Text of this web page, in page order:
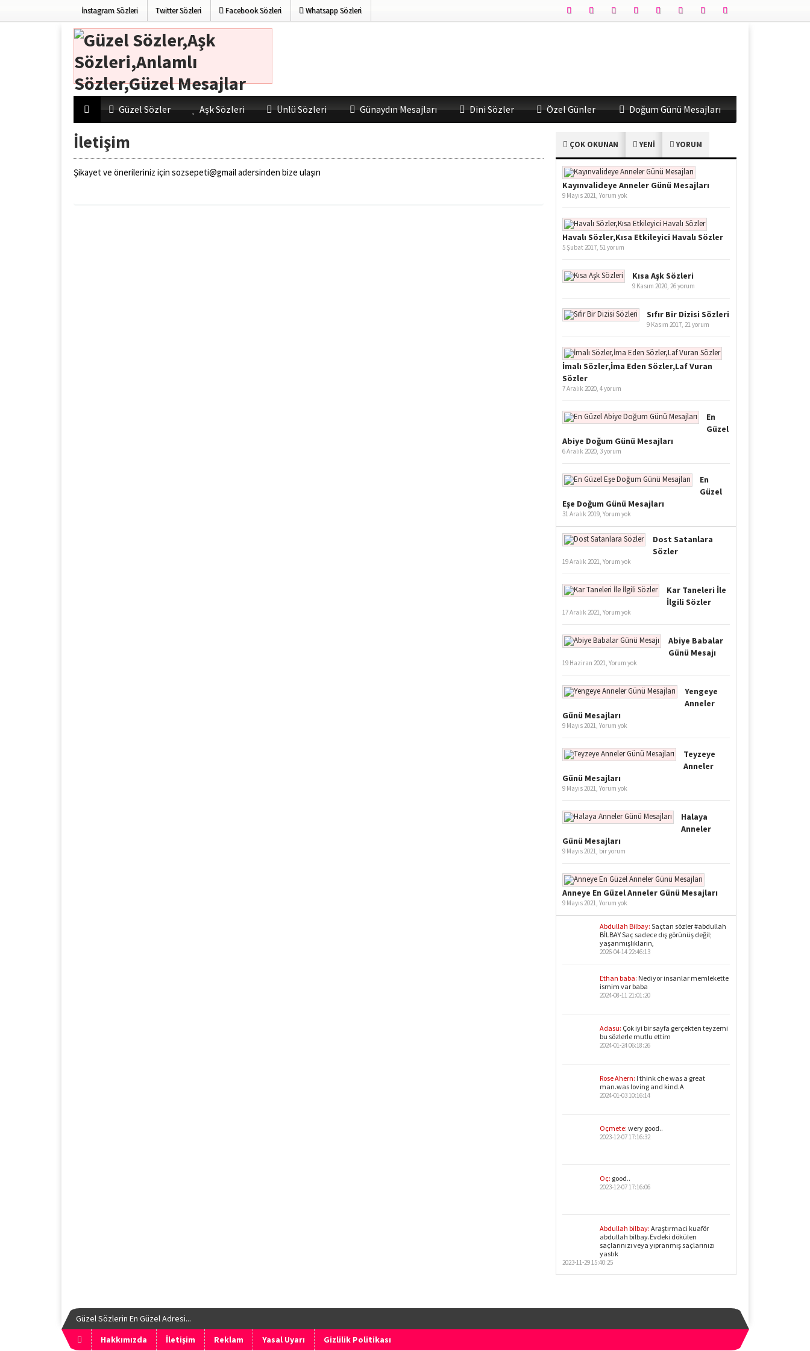
İnstagram Sözleri Twitter Sözleri Facebook Sözleri Whatsapp Sözleri
Güzel Sözler Aşk Sözleri Ünlü Sözleri Günaydın Mesajları Dini Sözler Özel Günler Doğum Günü Mesajları
İletişim
Şikayet ve önerileriniz için sozsepeti@gmail adersinden bize ulaşın
ÇOK OKUNAN YENİ YORUM
Kayınvalideye Anneler Günü Mesajları
9 Mayıs 2021, Yorum yok
Havalı Sözler,Kısa Etkileyici Havalı Sözler
5 Şubat 2017, 51 yorum
Kısa Aşk Sözleri
9 Kasım 2020, 26 yorum
Sıfır Bir Dizisi Sözleri
9 Kasım 2017, 21 yorum
İmalı Sözler,İma Eden Sözler,Laf Vuran
Sözler
7 Aralık 2020, 4 yorum
En
Güzel
Abiye Doğum Günü Mesajları
6 Aralık 2020, 3 yorum
En
Güzel
Eşe Doğum Günü Mesajları
31 Aralık 2019, Yorum yok
Dost Satanlara
Sözler
19 Aralık 2021, Yorum yok
Kar Taneleri İle
İlgili Sözler
17 Aralık 2021, Yorum yok
Abiye Babalar
Günü Mesajı
19 Haziran 2021, Yorum yok
Yengeye
Anneler
Günü Mesajları
9 Mayıs 2021, Yorum yok
Teyzeye
Anneler
Günü Mesajları
9 Mayıs 2021, Yorum yok
Halaya
Anneler
Günü Mesajları
9 Mayıs 2021, bir yorum
Anneye En Güzel Anneler Günü Mesajları
9 Mayıs 2021, Yorum yok
Abdullah Bilbay: Saçtan sözler #abdullah
BİLBAY Saç sadece dış görünüş değil;
yaşanmışlıkların,
2026-04-14 22:46:13
Ethan baba: Nediyor insanlar memlekette
ismim var baba
2024-08-11 21:01:20
Adasu: Çok iyi bir sayfa gerçekten teyzemi
bu sözlerle mutlu ettim
2024-01-24 06:18:26
Rose Ahern: I think che was a great
man.was loving and kind.A
2024-01-03 10:16:14
Oçmete: wery good..
2023-12-07 17:16:32
Oç: good..
2023-12-07 17:16:06
Abdullah bilbay: Araştırmaci kuaför
abdullah bilbay.Evdeki dökülen
saçlarınızı veya yıpranmış saçlarınızı
yastık
2023-11-29 15:40:25
Güzel Sözlerin En Güzel Adresi...
Hakkımızda
İletişim Reklam Yasal Uyarı Gizlilik Politikası